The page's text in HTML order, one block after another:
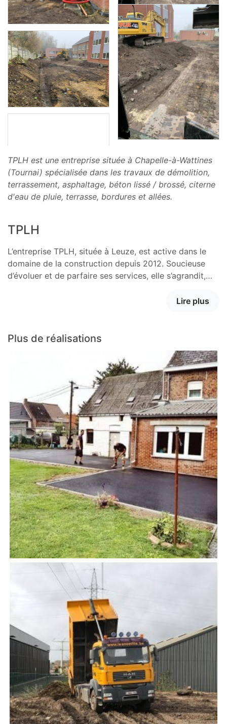
TPLH est une entreprise située à Chapelle-à-Wattines
(Tournai) spécialisée dans les travaux de démolition,
terrassement, asphaltage, béton lissé / brossé, citerne
d'eau de pluie, terrasse, bordures et allées.
TPLH
L’entreprise TPLH, située à Leuze, est active dans le
domaine de la construction depuis 2012. Soucieuse
d’évoluer et de parfaire ses services, elle s’agrandit,…
Lire plus
Plus de réalisations